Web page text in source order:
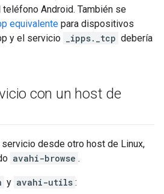
Android. También se
equivalente para dispositivos
y el servicio
_ipps._tcp debería
con un host de
desde otro host de Linux,
avahi-browse .
y avahi-utils :